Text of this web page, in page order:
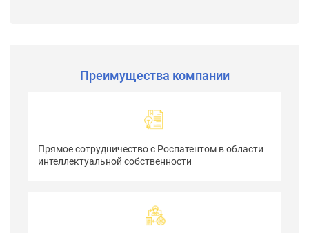
Преимущества компании
Прямое сотрудничество с Роспатентом в облаcти
интеллектуальной собственности